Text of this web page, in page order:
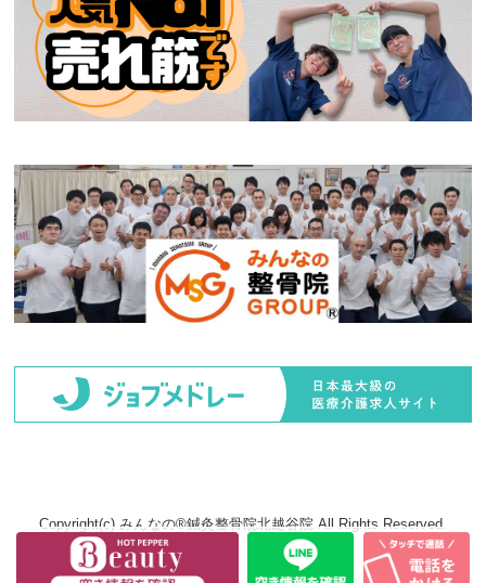
Copyright(c) みんなの®鍼灸整骨院北越谷院 All Rights Reserved.